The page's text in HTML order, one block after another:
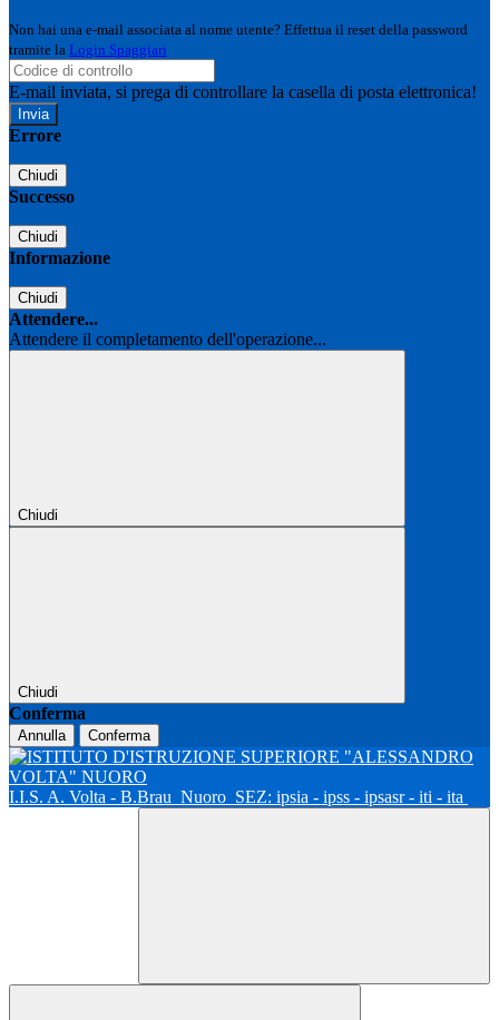
Non hai una e-mail associata al nome utente? Effettua il reset della password
tramite la Login Spaggiari
E-mail inviata, si prega di controllare la casella di posta elettronica!
Errore
Chiudi
Successo
Chiudi
Informazione
Chiudi
Attendere...
Attendere il completamento dell'operazione...
Chiudi
Chiudi
Conferma
Annulla Conferma
I.I.S. A. Volta - B.Brau Nuoro SEZ: ipsia - ipss - ipsasr - iti - ita